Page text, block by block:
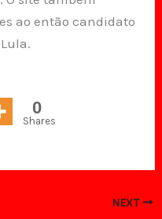
ao então candidato
0
Shares
NEXT